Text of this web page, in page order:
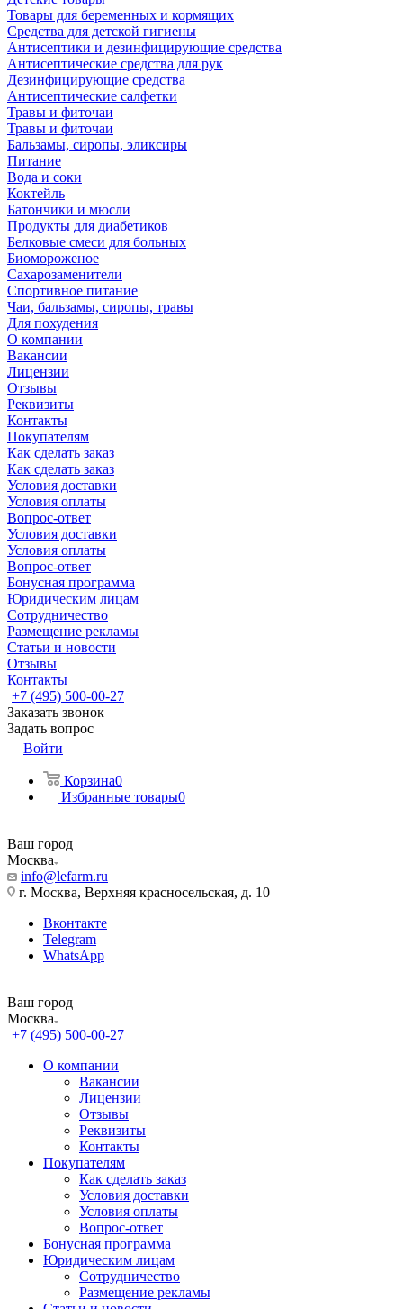
Товары для беременных и кормящих
Средства для детской гигиены
Антисептики и дезинфицирующие средства
Антисептические средства для рук
Дезинфицирующие средства
Антисептические салфетки
Травы и фиточаи
Травы и фиточаи
Бальзамы, сиропы, эликсиры
Питание
Вода и соки
Коктейль
Батончики и мюсли
Продукты для диабетиков
Белковые смеси для больных
Биомороженое
Сахарозаменители
Спортивное питание
Чаи, бальзамы, сиропы, травы
Для похудения
О компании
Вакансии
Лицензии
Отзывы
Реквизиты
Контакты
Покупателям
Как сделать заказ
Как сделать заказ
Условия доставки
Условия оплаты
Вопрос-ответ
Условия доставки
Условия оплаты
Вопрос-ответ
Бонусная программа
Юридическим лицам
Сотрудничество
Размещение рекламы
Статьи и новости
Отзывы
Контакты
+7 (495) 500-00-27
Заказать звонок
Задать вопрос
Войти
Корзина0
Избранные товары0
Ваш город
Москва
info@lefarm.ru
г. Москва, Верхняя красносельская, д. 10
Вконтакте
Telegram
WhatsApp
Ваш город
Москва
+7 (495) 500-00-27
О компании
Вакансии
Лицензии
Отзывы
Реквизиты
Контакты
Покупателям
Как сделать заказ
Условия доставки
Условия оплаты
Вопрос-ответ
Бонусная программа
Юридическим лицам
Сотрудничество
Размещение рекламы